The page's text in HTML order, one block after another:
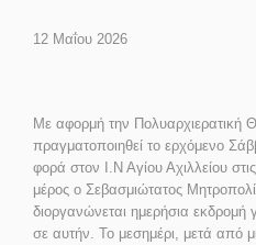
12 Μαΐου 2026
Με αφορμή την Πολυαρχιερατική
πραγματοποιηθεί το ερχόμενο
φορά στον Ι.Ν Αγίου Αχιλλείου
μέρος ο Σεβασμιώτατος
διοργανώνεται ημερήσια εκδρομή
σε αυτήν. Το μεσημέρι, μετά από